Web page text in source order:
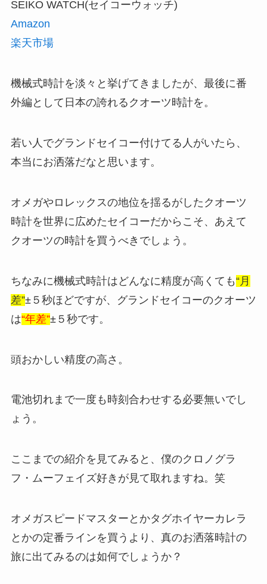
SEIKO WATCH(セイコーウォッチ)
Amazon
楽天市場
機械式時計を淡々と挙げてきましたが、最後に番
外編として日本の誇れるクオーツ時計を。
若い人でグランドセイコー付けてる人がいたら、
本当にお洒落だなと思います。
オメガやロレックスの地位を揺るがしたクオーツ
時計を世界に広めたセイコーだからこそ、あえて
クオーツの時計を買うべきでしょう。
ちなみに機械式時計はどんなに精度が高くても“月
差”±５秒ほどですが、グランドセイコーのクオーツ
は“年差”±５秒です。
頭おかしい精度の高さ。
電池切れまで一度も時刻合わせする必要無いでし
ょう。
ここまでの紹介を見てみると、僕のクロノグラ
フ・ムーフェイズ好きが見て取れますね。笑
オメガスピードマスターとかタグホイヤーカレラ
とかの定番ラインを買うより、真のお洒落時計の
旅に出てみるのは如何でしょうか？